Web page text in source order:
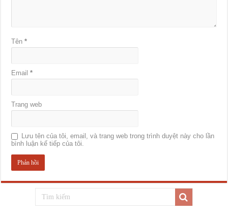
Tên*
Email*
Trang web
Lưu tên của tôi, email, và trang web trong trình duyệt này cho lần
bình luận kế tiếp của tôi.